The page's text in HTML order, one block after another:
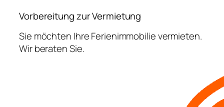
Vorbereitung zur Vermietung
Sie möchten Ihre Ferienimmobilie vermieten.
Wir beraten Sie.